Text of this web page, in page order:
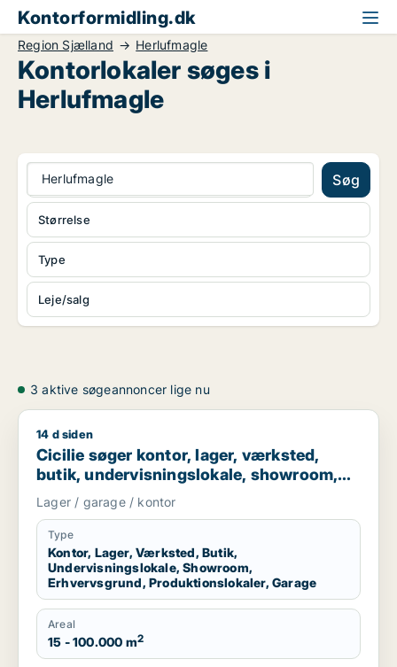
Kontorformidling.dk
Region Sjælland Herlufmagle
Kontorlokaler søges i
Herlufmagle
Herlufmagle Søg
Type
Leje/salg
Størrelse
3 aktive søgeannoncer lige nu
Cicilie søger kontor, lager, værksted, butik,
14 d siden
Cicilie søger kontor, lager, værksted,
butik, undervisningslokale, showroom,
erhvervsgrund, produktionslokaler eller
garage til leje i Region Sjælland eller
Nordsjælland
Lager / garage / kontor
Type
Kontor, Lager, Værksted, Butik,
Undervisningslokale, Showroom,
Erhvervsgrund, Produktionslokaler, Garage
Areal
15 - 100.000 m2